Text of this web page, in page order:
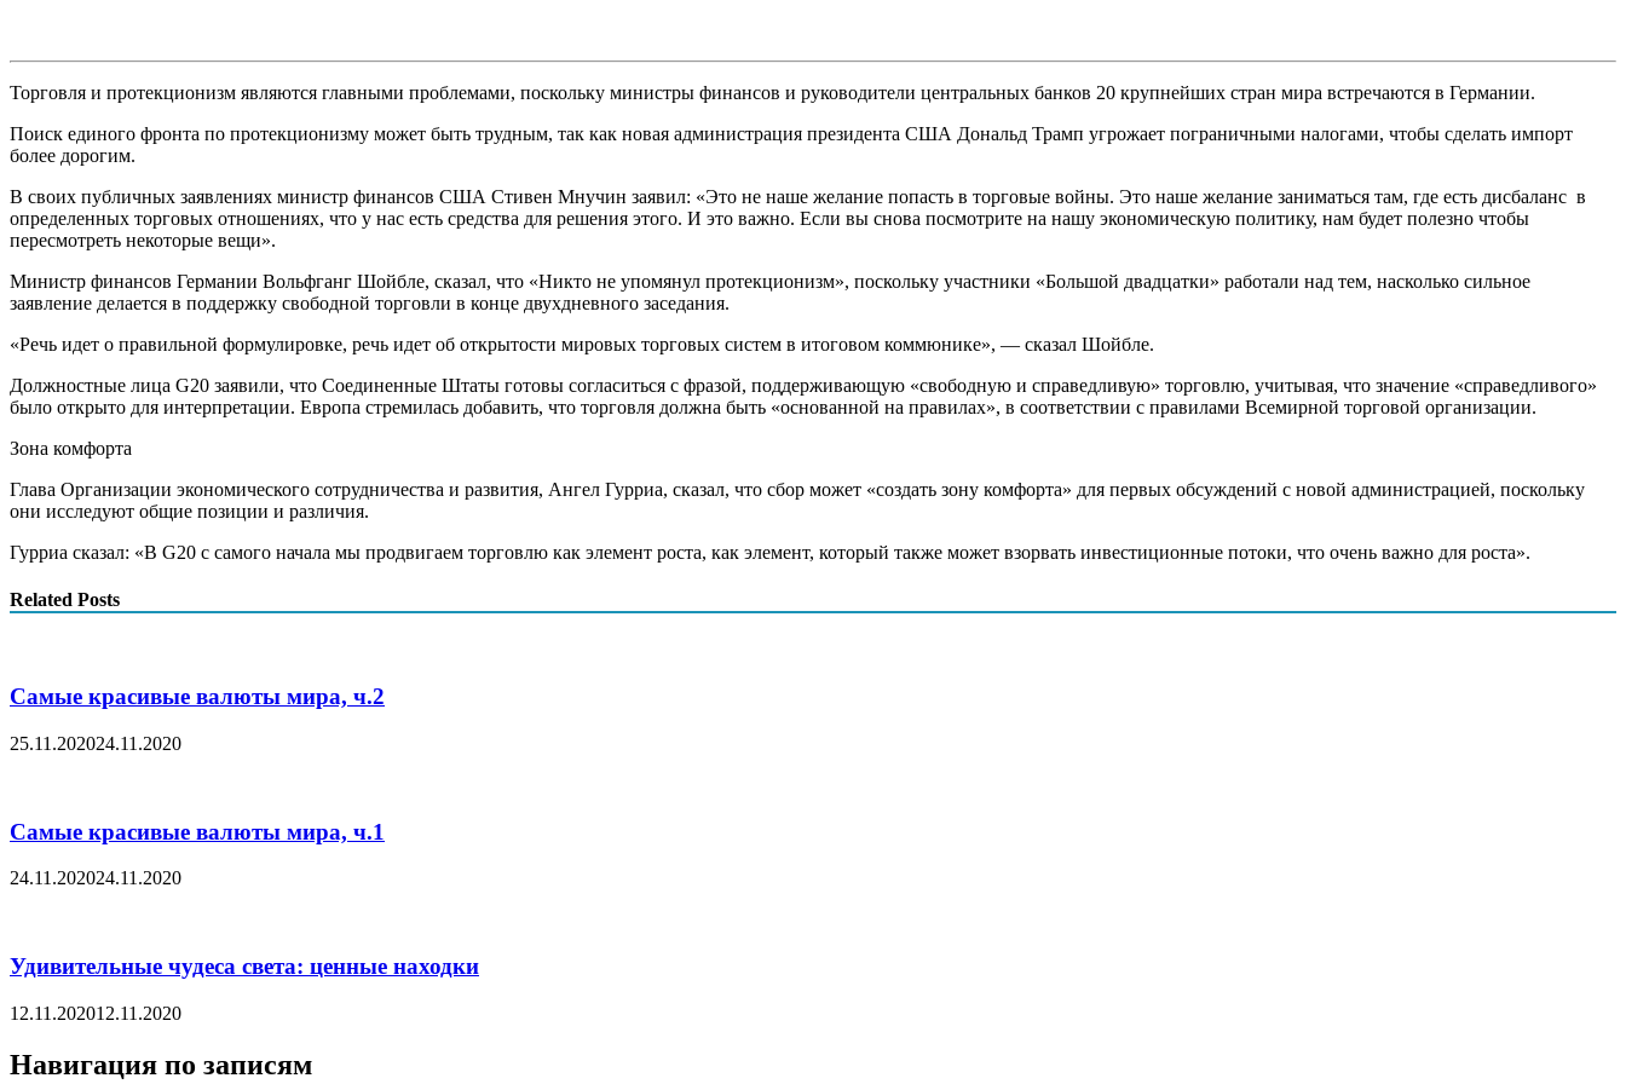
Торговля и протекционизм являются главными проблемами, поскольку министры финансов и руководители центральных банков 20 крупнейших стран мира встречаются в Германии.
Поиск единого фронта по протекционизму может быть трудным, так как новая администрация президента США Дональд Трамп угрожает пограничными налогами, чтобы сделать импорт
более дорогим.
В своих публичных заявлениях министр финансов США Стивен Мнучин заявил: «Это не наше желание попасть в торговые войны. Это наше желание заниматься там, где есть дисбаланс в
определенных торговых отношениях, что у нас есть средства для решения этого. И это важно. Если вы снова посмотрите на нашу экономическую политику, нам будет полезно чтобы
пересмотреть некоторые вещи».
Министр финансов Германии Вольфганг Шойбле, сказал, что «Никто не упомянул протекционизм», поскольку участники «Большой двадцатки» работали над тем, насколько сильное
заявление делается в поддержку свободной торговли в конце двухдневного заседания.
«Речь идет о правильной формулировке, речь идет об открытости мировых торговых систем в итоговом коммюнике», — сказал Шойбле.
Должностные лица G20 заявили, что Соединенные Штаты готовы согласиться с фразой, поддерживающую «свободную и справедливую» торговлю, учитывая, что значение «справедливого»
было открыто для интерпретации. Европа стремилась добавить, что торговля должна быть «основанной на правилах», в соответствии с правилами Всемирной торговой организации.
Зона комфорта
Глава Организации экономического сотрудничества и развития, Ангел Гурриа, сказал, что сбор может «создать зону комфорта» для первых обсуждений с новой администрацией, поскольку
они исследуют общие позиции и различия.
Гурриа сказал: «В G20 с самого начала мы продвигаем торговлю как элемент роста, как элемент, который также может взорвать инвестиционные потоки, что очень важно для роста».
Related Posts
Самые красивые валюты мира, ч.2
25.11.202024.11.2020
Самые красивые валюты мира, ч.1
24.11.202024.11.2020
Удивительные чудеса света: ценные находки
12.11.202012.11.2020
Навигация по записям